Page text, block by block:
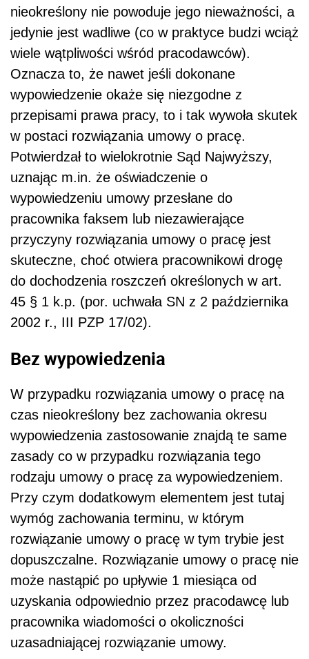
nieokreślony nie powoduje jego nieważności, a
jedynie jest wadliwe (co w praktyce budzi wciąż
wiele wątpliwości wśród pracodawców).
Oznacza to, że nawet jeśli dokonane
wypowiedzenie okaże się niezgodne z
przepisami prawa pracy, to i tak wywoła skutek
w postaci rozwiązania umowy o pracę.
Potwierdzał to wielokrotnie Sąd Najwyższy,
uznając m.in. że oświadczenie o
wypowiedzeniu umowy przesłane do
pracownika faksem lub niezawierające
przyczyny rozwiązania umowy o pracę jest
skuteczne, choć otwiera pracownikowi drogę
do dochodzenia roszczeń określonych w art.
45 § 1 k.p. (por. uchwała SN z 2 października
2002 r., III PZP 17/02).
Bez wypowiedzenia
W przypadku rozwiązania umowy o pracę na
czas nieokreślony bez zachowania okresu
wypowiedzenia zastosowanie znajdą te same
zasady co w przypadku rozwiązania tego
rodzaju umowy o pracę za wypowiedzeniem.
Przy czym dodatkowym elementem jest tutaj
wymóg zachowania terminu, w którym
rozwiązanie umowy o pracę w tym trybie jest
dopuszczalne. Rozwiązanie umowy o pracę nie
może nastąpić po upływie 1 miesiąca od
uzyskania odpowiednio przez pracodawcę lub
pracownika wiadomości o okoliczności
uzasadniającej rozwiązanie umowy.